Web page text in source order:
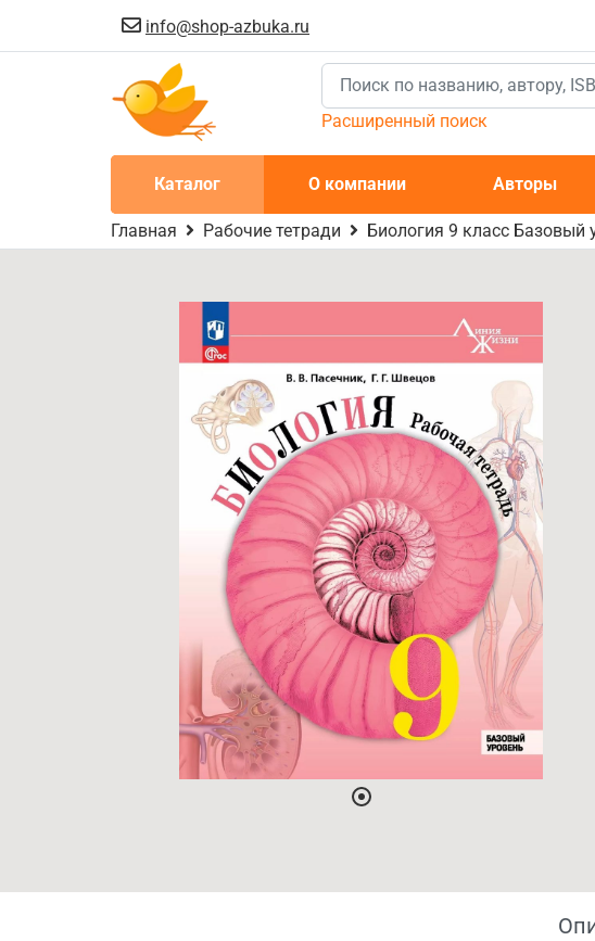
info@shop-azbuka.ru
Расширенный поиск
Каталог О компании Авторы
Главная Рабочие тетради Биология 9 класс Базовый